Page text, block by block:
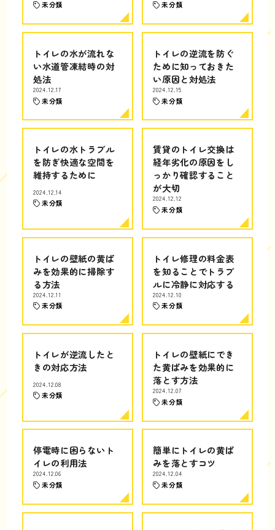
未分類 未分類
トイレの水が流れな
い水道管凍結時の対
処法
2024.12.17
未分類
トイレの逆流を防ぐ
ために知っておきた
い原因と対処法
2024.12.15
未分類
トイレの水トラブル
を防ぎ快適な空間を
維持するために
2024.12.14
未分類
賃貸のトイレ交換は
経年劣化の原因をし
っかり確認すること
が大切
2024.12.12
未分類
トイレの壁紙の黄ば
みを効果的に掃除す
る方法
2024.12.11
未分類
トイレ修理の料金表
を知ることでトラブ
ルに冷静に対応する
2024.12.10
未分類
トイレが逆流したと
きの対応方法
2024.12.08
未分類
トイレの壁紙にでき
た黄ばみを効果的に
落とす方法
2024.12.07
未分類
停電時に困らないト
イレの利用法
2024.12.06
未分類
簡単にトイレの黄ば
みを落とすコツ
2024.12.04
未分類